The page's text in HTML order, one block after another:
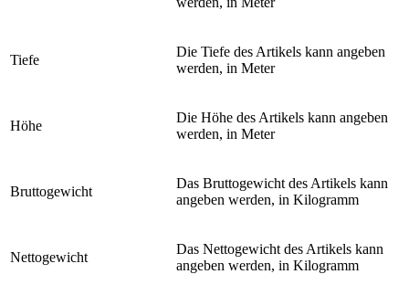
Tiefe
Die Tiefe des Artikels kann angeben
werden, in Meter
Höhe
Die Höhe des Artikels kann angeben
werden, in Meter
Bruttogewicht
Das Bruttogewicht des Artikels kann
angeben werden, in Kilogramm
Nettogewicht
Das Nettogewicht des Artikels kann
angeben werden, in Kilogramm